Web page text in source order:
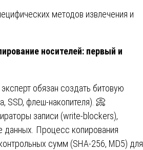
методов извлечения и
носителей: первый и
обязан создать битовую
SSD, флеш-накопителя). 📀
записи (write-blockers),
Процесс копирования
сумм (SHA-256, MD5) для